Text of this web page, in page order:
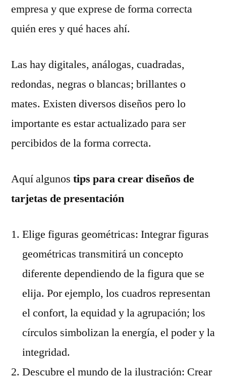
empresa y que exprese de forma correcta
quién eres y qué haces ahí.
Las hay digitales, análogas, cuadradas,
redondas, negras o blancas; brillantes o
mates. Existen diversos diseños pero lo
importante es estar actualizado para ser
percibidos de la forma correcta.
Aquí algunos tips para crear diseños de
tarjetas de presentación
Elige figuras geométricas: Integrar figuras
geométricas transmitirá un concepto
diferente dependiendo de la figura que se
elija. Por ejemplo, los cuadros representan
el confort, la equidad y la agrupación; los
círculos simbolizan la energía, el poder y la
integridad.
Descubre el mundo de la ilustración: Crear